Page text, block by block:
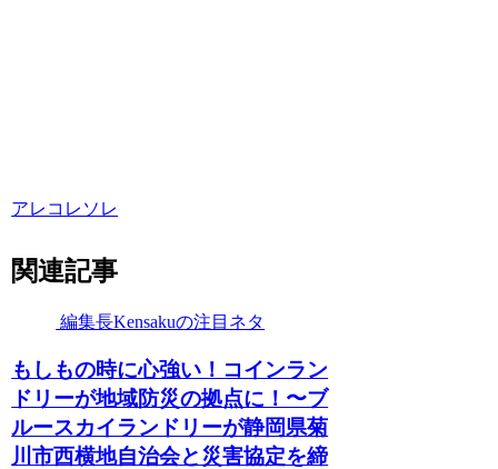
アレコレソレ
関連記事
編集長Kensakuの注目ネタ
もしもの時に心強い！コインラン
ドリーが地域防災の拠点に！〜ブ
ルースカイランドリーが静岡県菊
川市西横地自治会と災害協定を締